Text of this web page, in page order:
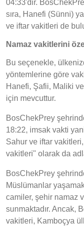
04:33'dir.
sıra, Hanefi (Sünni)
ve iftar vakitleri de
Namaz vakitlerini
Bu seçenekle,
yöntemlerine göre
Hanefi, Şafii, Maliki
için mevcuttur.
BosChekPrey
18:22, imsak vakti
Sahur ve iftar
vakitleri" olarak da
BosChekPrey
Müslümanlar
camiler, şehir namaz
sunmaktadır. Ancak,
vakitleri, Kamboçya